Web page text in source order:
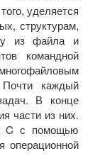
уделяется
структурам,
из файла и
командной
Почти каждый
В конце
части из них.
C с помощью
операционной